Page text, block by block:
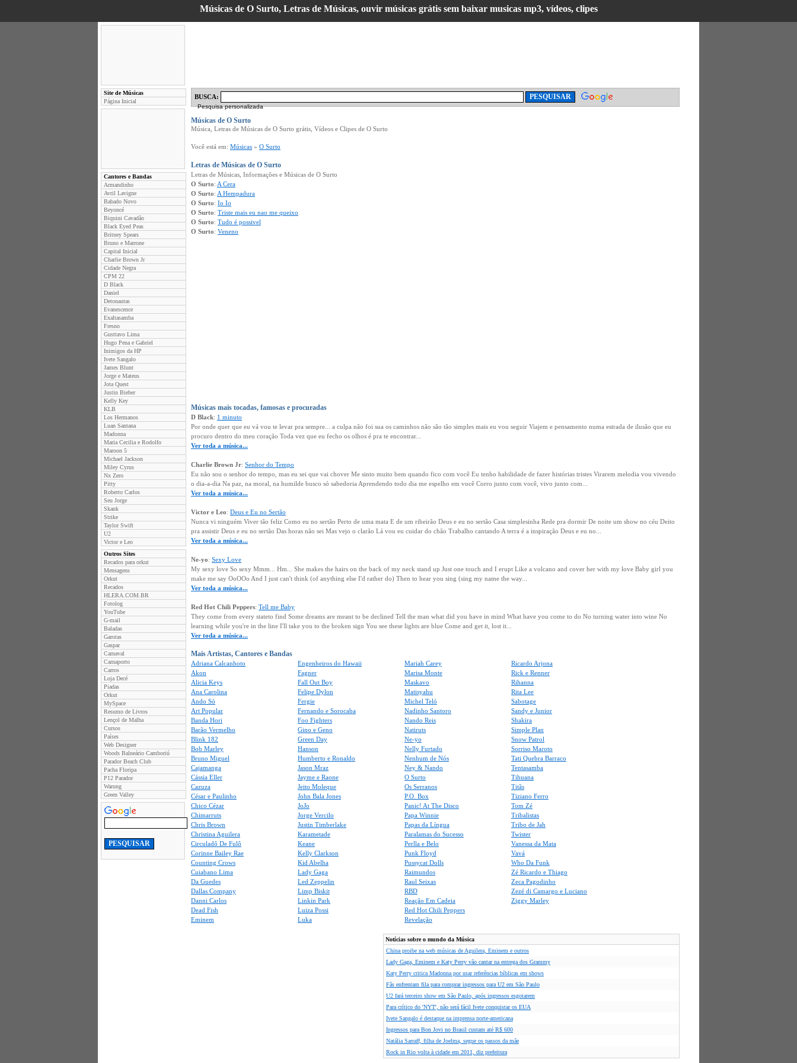
Músicas de O Surto, Letras de Músicas, ouvir músicas grátis sem baixar musicas mp3, vídeos, clipes
Site de Músicas
Página Inicial
Cantores e Bandas
Armandinho
Avril Lavigne
Babado Novo
Beyoncé
Biquini Cavadão
Black Eyed Peas
Britney Spears
Bruno e Marrone
Capital Inicial
Charlie Brown Jr
Cidade Negra
CPM 22
D Black
Daniel
Detonautas
Evanescence
Exaltasamba
Fresno
Gusttavo Lima
Hugo Pena e Gabriel
Inimigos da HP
Ivete Sangalo
James Blunt
Jorge e Mateus
Jota Quest
Justin Bieber
Kelly Key
KLB
Los Hermanos
Luan Santana
Madonna
Maria Cecilia e Rodolfo
Maroon 5
Michael Jackson
Miley Cyrus
Nx Zero
Pitty
Roberto Carlos
Seu Jorge
Skank
Strike
Taylor Swift
U2
Victor e Leo
Outros Sites
Recados para orkut
Mensagens
Orkut
Recados
HLERA.COM.BR
Fotolog
YouTube
G-mail
Baladas
Garotas
Gaspar
Carnaval
Carnaporto
Carros
Loja Decé
Piadas
Orkut
MySpace
Resumo de Livros
Lençol de Malha
Cursos
Países
Web Designer
Woods Balneário Camboriú
Parador Beach Club
Pacha Floripa
P12 Parador
Warung
Green Valley
BUSCA:
Pesquisa personalizada
Músicas de O Surto
Música, Letras de Músicas de O Surto grátis, Vídeos e Clipes de O Surto
Você está em: Músicas » O Surto
Letras de Músicas de O Surto
Letras de Músicas, Informações e Músicas de O Surto
O Surto: A Cera
O Surto: A Hempadura
O Surto: Io Io
O Surto: Triste mais eu nao me queixo
O Surto: Tudo é possivel
O Surto: Veneno
Músicas mais tocadas, famosas e procuradas
D Black: 1 minuto
Por onde quer que eu vá vou te levar pra sempre... a culpa não foi sua os caminhos não são tão simples mais eu vou seguir Viajem e pensamento numa estrada de ilusão que eu
procuro dentro do meu coração Toda vez que eu fecho os olhos é pra te encontrar...
Ver toda a música...
Charlie Brown Jr: Senhor do Tempo
Eu não sou o senhor do tempo, mas eu sei que vai chover Me sinto muito bem quando fico com você Eu tenho habilidade de fazer histórias tristes Virarem melodia vou vivendo
o dia-a-dia Na paz, na moral, na humilde busco só sabedoria Aprendendo todo dia me espelho em você Corro junto com você, vivo junto com...
Ver toda a música...
Victor e Leo: Deus e Eu no Sertão
Nunca vi ninguém Viver tão feliz Como eu no sertão Perto de uma mata E de um ribeirão Deus e eu no sertão Casa simplesinha Rede pra dormir De noite um show no céu Deito
pra assistir Deus e eu no sertão Das horas não sei Mas vejo o clarão Lá vou eu cuidar do chão Trabalho cantando A terra é a inspiração Deus e eu no...
Ver toda a música...
Ne-yo: Sexy Love
My sexy love So sexy Mmm... Hm... She makes the hairs on the back of my neck stand up Just one touch and I erupt Like a volcano and cover her with my love Baby girl you
make me say OoOOo And I just can't think (of anything else I'd rather do) Then to hear you sing (sing my name the way...
Ver toda a música...
Red Hot Chili Peppers: Tell me Baby
They come from every stateto find Some dreams are meant to be declined Tell the man what did you have in mind What have you come to do No turning water into wine No
learning while you're in the line I'll take you to the broken sign You see these lights are blue Come and get it, lost it...
Ver toda a música...
Mais Artistas, Cantores e Bandas
Adriana Calcanhoto
Akon
Alicia Keys
Ana Carolina
Ando Só
Art Popular
Banda Hori
Barão Vermelho
Blink 182
Bob Marley
Bruno Miguel
Cajamanga
Cássia Eller
Cazuza
César e Paulinho
Chico Cézar
Chimarruts
Chris Brown
Christina Aguilera
Circuladô De Fulô
Corinne Bailey Rae
Counting Crows
Cuiabano Lima
Da Guedes
Dallas Company
Danni Carlos
Dead Fish
Eminem
Engenheiros do Hawaii
Fagner
Fall Out Boy
Felipe Dylon
Fergie
Fernando e Sorocaba
Foo Fighters
Gino e Geno
Green Day
Hanson
Humberto e Ronaldo
Jason Mraz
Jayme e Raone
Jeito Moleque
John Bala Jones
JoJo
Jorge Vercilo
Justin Timberlake
Karametade
Keane
Kelly Clarkson
Kid Abelha
Lady Gaga
Led Zeppelin
Limp Biskit
Linkin Park
Luiza Possi
Luka
Mariah Carey
Marisa Monte
Maskavo
Matisyahu
Michel Teló
Nadinho Santoro
Nando Reis
Natiruts
Ne-yo
Nelly Furtado
Nenhum de Nós
Ney & Nando
O Surto
Os Serranos
P.O. Box
Panic! At The Disco
Papa Winnie
Papas da Língua
Paralamas do Sucesso
Perlla e Belo
Punk Floyd
Pussycat Dolls
Raimundos
Raul Seixas
RBD
Reação Em Cadeia
Red Hot Chili Peppers
Revelação
Ricardo Arjona
Rick e Renner
Rihanna
Rita Lee
Sabotage
Sandy e Junior
Shakira
Simple Plan
Snow Patrol
Sorriso Maroto
Tati Quebra Barraco
Tentasamba
Tihuana
Titãs
Tiziano Ferro
Tom Zé
Tribalistas
Tribo de Jah
Twister
Vanessa da Mata
Vavá
Who Da Funk
Zé Ricardo e Thiago
Zeca Pagodinho
Zezé di Camargo e Luciano
Ziggy Marley
Notícias sobre o mundo da Música
China proibe na web músicas de Aguilera, Eminem e outros
Lady Gaga, Eminem e Katy Perry vão cantar na entrega dos Grammy
Katy Perry critica Madonna por usar referências bíblicas em shows
Fãs enfrentam fila para comprar ingressos para U2 em São Paulo
U2 fará terceiro show em São Paulo, após ingressos esgotarem
Para crítico do 'NYT', não será fácil Ivete conquistar os EUA
Ivete Sangalo é destaque na imprensa norte-americana
Ingressos para Bon Jovi no Brasil custam até R$ 600
Natália Sarraff, filha de Joelma, segue os passos da mãe
Rock in Rio volta à cidade em 2011, diz prefeitura